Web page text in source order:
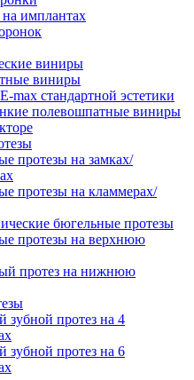
имплантах
виниры
виниры
max стандартной эстетики
полевошпатные виниры
протезы на замках/
протезы на кламмерах/
бюгельные протезы
протезы на верхнюю
протез на нижнюю
зубной протез на 4
зубной протез на 6